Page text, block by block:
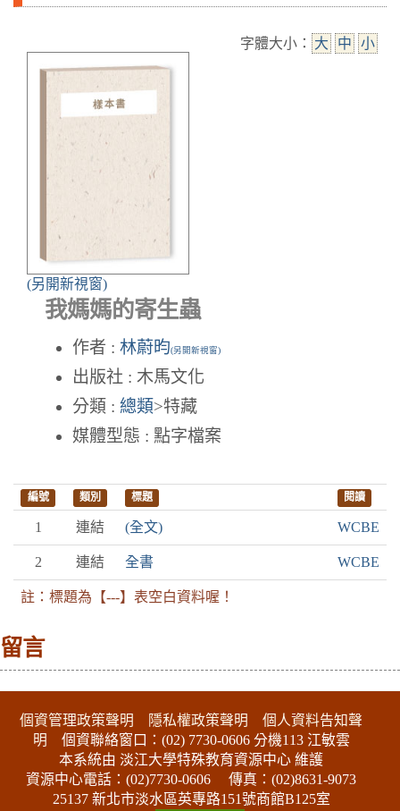
字體大小： 大 中 小
(另開新視窗)
我媽媽的寄生蟲
作者 : 林蔚昀(另開新視窗)
出版社 : 木馬文化
分類 : 總類>特藏
媒體型態 : 點字檔案
編號 類別 標題 閱讀
1 連結 (全文) WCBE
2 連結 全書 WCBE
註：標題為【---】表空白資料喔！
留言
個資管理政策聲明 隱私權政策聲明
個人資料告知聲
明 個資聯絡窗口：(02) 7730-0606 分機113 江敏雲
本系統由 淡江大學特殊教育資源中心 維護
資源中心電話：(02)7730-0606
傳真：(02)8631-9073
25137 新北市淡水區英專路151號商館B125室